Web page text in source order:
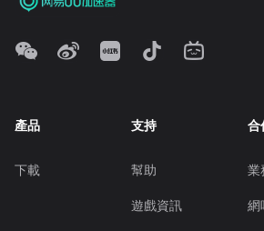
產品
下載
支持
幫助
遊戲資訊
合
業
網